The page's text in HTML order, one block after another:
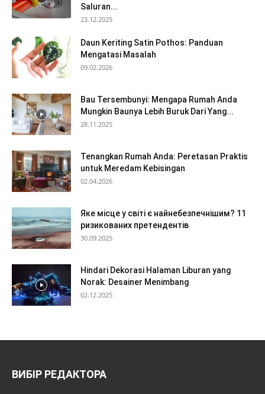
Saluran...
23.12.2025
Daun Keriting Satin Pothos: Panduan
Mengatasi Masalah
09.02.2026
Bau Tersembunyi: Mengapa Rumah Anda
Mungkin Baunya Lebih Buruk Dari Yang...
28.11.2025
Tenangkan Rumah Anda: Peretasan Praktis
untuk Meredam Kebisingan
02.04.2026
Яке місце у світі є найнебезпечнішим? 11
ризикованих претендентів
30.09.2025
Hindari Dekorasi Halaman Liburan yang
Norak: Desainer Menimbang
02.12.2025
ВИБІР РЕДАКТОРА